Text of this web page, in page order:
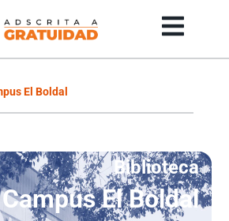
El Boldal
Biblioteca
Campus El Boldal